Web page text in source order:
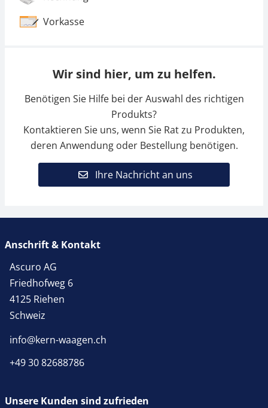
Vorkasse
Wir sind hier, um zu helfen.
Benötigen Sie Hilfe bei der Auswahl des richtigen
Produkts?
Kontaktieren Sie uns, wenn Sie Rat zu Produkten,
deren Anwendung oder Bestellung benötigen.
Ihre Nachricht an uns
Anschrift & Kontakt
Ascuro AG
Friedhofweg 6
4125 Riehen
Schweiz
info@kern-waagen.ch
+49 30 82688786
Unsere Kunden sind zufrieden